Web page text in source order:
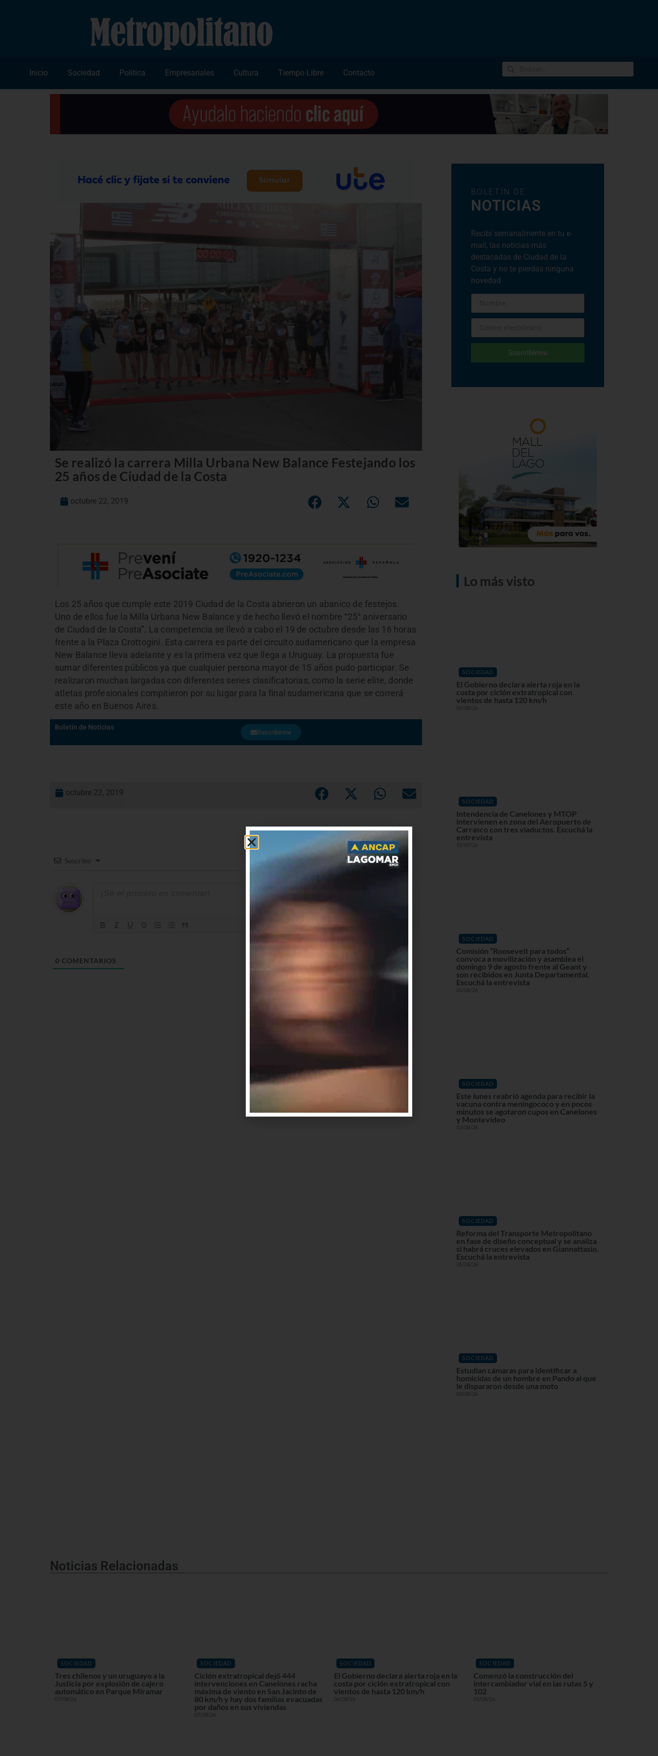
Inicio Sociedad Política Empresariales Cultura Tiempo Libre Contacto
Se realizó la carrera Milla Urbana New Balance Festejando los
25 años de Ciudad de la Costa
octubre 22, 2019
Los 25 años que cumple este 2019 Ciudad de la Costa abrieron un abanico de festejos.
Uno de ellos fue la Milla Urbana New Balance y de hecho llevó el nombre “25° aniversario
de Ciudad de la Costa”. La competencia se llevó a cabo el 19 de octubre desde las 16 horas
frente a la Plaza Crottogini. Esta carrera es parte del circuito sudamericano que la empresa
New Balance lleva adelante y es la primera vez que llega a Uruguay. La propuesta fue
sumar diferentes públicos ya que cualquier persona mayor de 15 años pudo participar. Se
realizaron muchas largadas con diferentes series clasificatorias, como la serie elite, donde
atletas profesionales compitieron por su lugar para la final sudamericana que se correrá
este año en Buenos Aires.
Boletín de Noticias
Suscribirme
octubre 22, 2019
Suscribir
0 COMENTARIOS
BOLETÍN DE
NOTICIAS
Recibí semanalmente en tu e-
mail, las noticias más
destacadas de Ciudad de la
Costa y no te pierdas ninguna
novedad
Suscribirme
Lo más visto
SOCIEDAD
El Gobierno declara alerta roja en la
costa por ciclón extratropical con
vientos de hasta 120 km/h
06/08/26
SOCIEDAD
Intendencia de Canelones y MTOP
intervienen en zona del Aeropuerto de
Carrasco con tres viaductos. Escuchá la
entrevista
31/07/26
SOCIEDAD
Comisión “Roosevelt para todos”
convoca a movilización y asamblea el
domingo 9 de agosto frente al Geant y
son recibidos en Junta Departamental.
Escuchá la entrevista
05/08/26
SOCIEDAD
Este lunes reabrió agenda para recibir la
vacuna contra meningococo y en pocos
minutos se agotaron cupos en Canelones
y Montevideo
03/08/26
SOCIEDAD
Reforma del Transporte Metropolitano
en fase de diseño conceptual y se analiza
si habrá cruces elevados en Giannattasio.
Escuchá la entrevista
05/08/26
SOCIEDAD
Estudian cámaras para identificar a
homicidas de un hombre en Pando al que
le dispararon desde una moto
03/08/26
Noticias Relacionadas
SOCIEDAD
Tres chilenos y un uruguayo a la
Justicia por explosión de cajero
automático en Parque Miramar
07/08/26
SOCIEDAD
Ciclón extratropical dejó 444
intervenciones en Canelones racha
máxima de viento en San Jacinto de
80 km/h y hay dos familias evacuadas
por daños en sus viviendas
07/08/26
SOCIEDAD
El Gobierno declara alerta roja en la
costa por ciclón extratropical con
vientos de hasta 120 km/h
06/08/26
SOCIEDAD
Comenzó la construcción del
intercambiador vial en las rutas 5 y
102
05/08/26